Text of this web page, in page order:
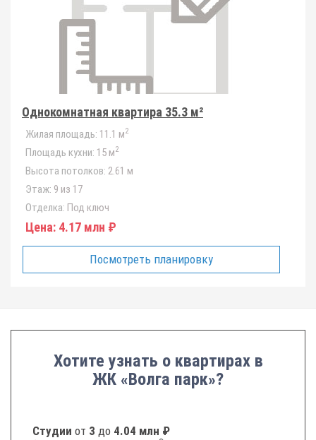
Однокомнатная квартира 35.3 м²
Жилая площадь: 11.1 м2
Площадь кухни: 15 м2
Высота потолков: 2.61 м
Этаж: 9 из 17
Отделка: Под ключ
Цена: 4.17 млн ₽
Посмотреть планировку
Хотите узнать о квартирах в
ЖК «Волга парк»?
Студии от 3 до 4.04 млн ₽